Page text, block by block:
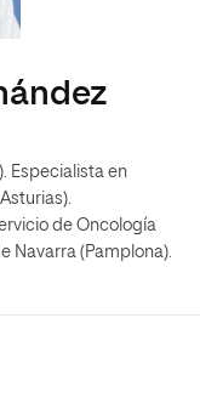
Especialista en
de Oncología
Navarra (Pamplona).